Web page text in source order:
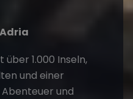
1.000 Inseln,
und einer
und